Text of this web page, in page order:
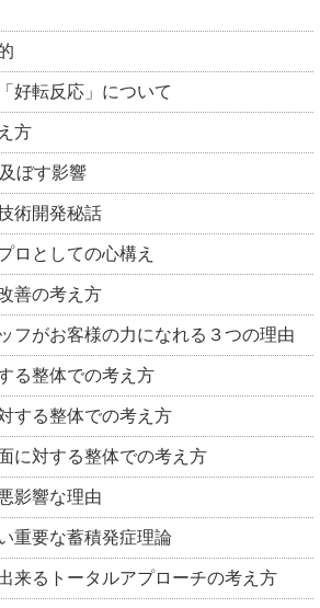
好転反応」について
方
ぼす影響
術開発秘話
ロとしての心構え
善の考え方
フがお客様の力になれる３つの理由
る整体での考え方
する整体での考え方
に対する整体での考え方
影響な理由
重要な蓄積発症理論
来るトータルアプローチの考え方